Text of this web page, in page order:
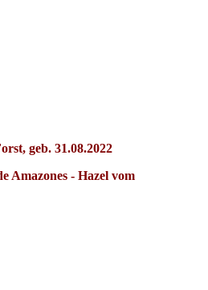
geb. 31.08.2022
Amazones - Hazel vom